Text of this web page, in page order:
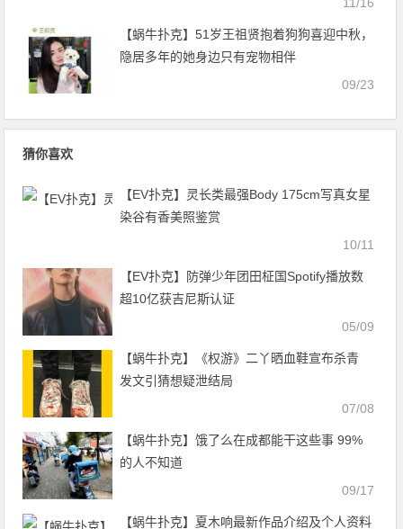
11/16
【蜗牛扑克】51岁王祖贤抱着狗狗喜迎中秋，
隐居多年的她身边只有宠物相伴
09/23
猜你喜欢
【EV扑克】灵长类最强Body 175cm写真女星
染谷有香美照鉴赏
10/11
【EV扑克】防弹少年团田柾国Spotify播放数
超10亿获吉尼斯认证
05/09
【蜗牛扑克】《权游》二丫晒血鞋宣布杀青
发文引猜想疑泄结局
07/08
【蜗牛扑克】饿了么在成都能干这些事 99%
的人不知道
09/17
【蜗牛扑克】夏木响最新作品介绍及个人资料